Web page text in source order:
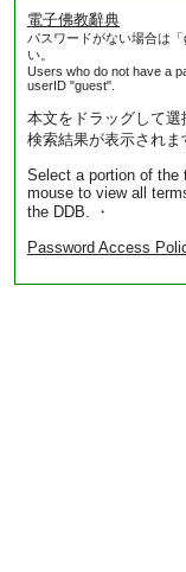
電子佛教辭典
パスワードがない場合は
い。
Users who do not have a
userID "guest".
本文をドラッグして
検索結果が表示されま
Select a portion of the
mouse to view all
the DDB. ・
Password Access